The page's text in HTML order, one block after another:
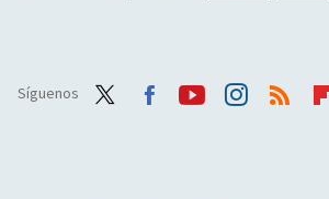
Síguenos